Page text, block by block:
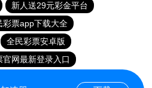
新人送29元彩金平台
彩票app下载大全
全民彩票安卓版
官网最新登录入口